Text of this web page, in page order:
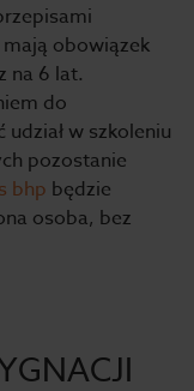
obowiązek
na 6 lat.
do
w szkoleniu
pozostanie
bhp będzie
osoba, bez